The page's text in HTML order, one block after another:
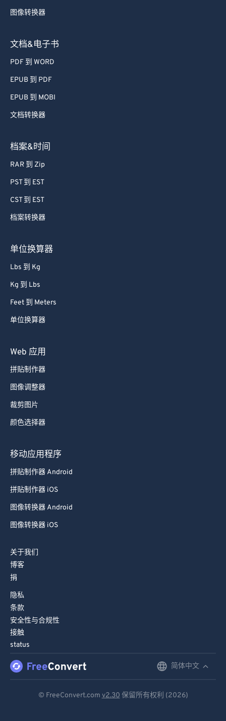
图像转换器
文档&电子书
PDF 到 WORD
EPUB 到 PDF
EPUB 到 MOBI
文档转换器
档案&时间
RAR 到 Zip
PST 到 EST
CST 到 EST
档案转换器
单位换算器
Lbs 到 Kg
Kg 到 Lbs
Feet 到 Meters
单位换算器
Web 应用
拼贴制作器
图像调整器
裁剪图片
颜色选择器
移动应用程序
拼贴制作器 Android
拼贴制作器 iOS
图像转换器 Android
图像转换器 iOS
关于我们
博客
捐
隐私
条款
安全性与合规性
接触
status
简体中文
© FreeConvert.com v2.30 保留所有权利 (2026)